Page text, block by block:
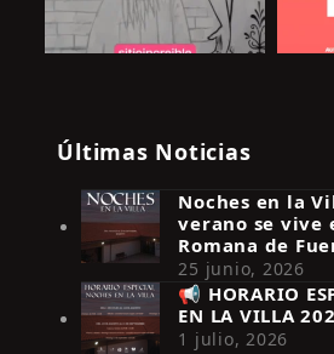
Síguenos en
Últimas Noticias
Noches en la
verano se vive
Romana de
25 junio, 2026
📢 HORARIO
EN LA VILLA
1 julio, 2026